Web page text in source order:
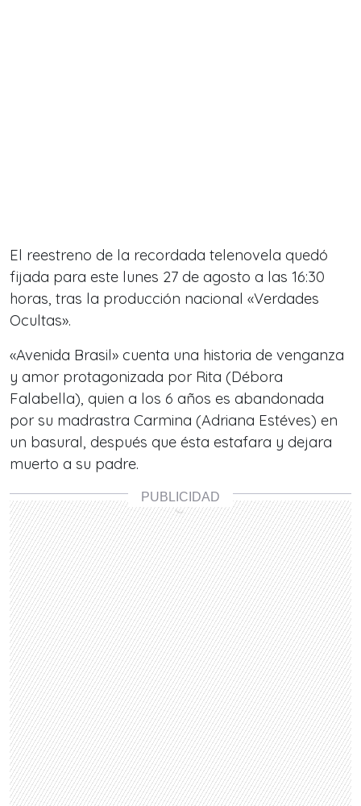
El reestreno de la recordada telenovela quedó
fijada para este lunes 27 de agosto a las 16:30
horas, tras la producción nacional «Verdades
Ocultas».
«Avenida Brasil» cuenta una historia de venganza
y amor protagonizada por Rita (Débora
Falabella), quien a los 6 años es abandonada
por su madrastra Carmina (Adriana Estéves) en
un basural, después que ésta estafara y dejara
muerto a su padre.